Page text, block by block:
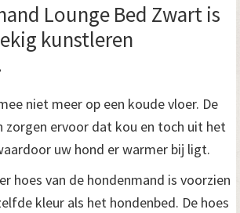
Lounge Bed Zwart is
kunstleren
niet meer op een koude vloer. De
zorgen ervoor dat kou en toch uit het
uw hond er warmer bij ligt.
hoes van de hondenmand is voorzien
kleur als het hondenbed. De hoes